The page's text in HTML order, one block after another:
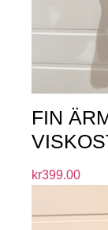
FIN
kr399.00